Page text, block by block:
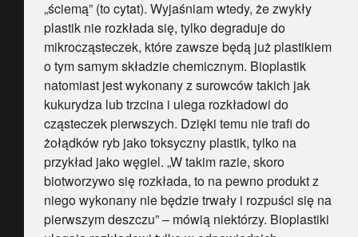
„ściemą” (to cytat). Wyjaśniam wtedy, że zwykły
plastik nie rozkłada się, tylko degraduje do
mikrocząsteczek, które zawsze będą już plastikiem
o tym samym składzie chemicznym. Bioplastik
natomiast jest wykonany z surowców takich jak
kukurydza lub trzcina i ulega rozkładowi do
cząsteczek pierwszych. Dzięki temu nie trafi do
żołądków ryb jako toksyczny plastik, tylko na
przykład jako węgiel. „W takim razie, skoro
biotworzywo się rozkłada, to na pewno produkt z
niego wykonany nie będzie trwały i rozpuści się na
pierwszym deszczu” – mówią niektórzy. Bioplastiki